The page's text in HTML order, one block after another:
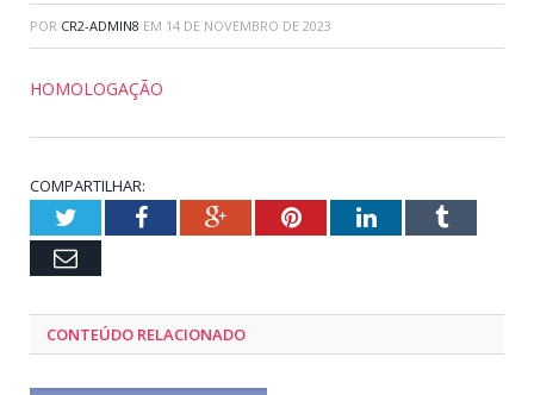
POR CR2-ADMIN8 EM 14 DE NOVEMBRO DE 2023
HOMOLOGAÇÃO
COMPARTILHAR:
TwitterFacebookGoogle+PinterestLinkedInTumblr
Email
CONTEÚDO RELACIONADO